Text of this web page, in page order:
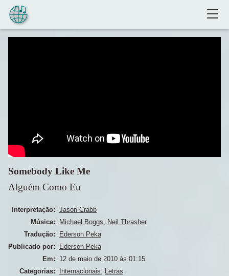
Pular para o conteúdo
Somebody Like Me
Alguém Como Eu
Interpretação: Jason Crabb
Música:
Michael Boggs, Neil Thrasher
Tradução:
Ederson Peka
Publicado por:
Ederson Peka
Em:
12 de maio de 2010 às 01:15
Categorias:
Internacionais, Letras